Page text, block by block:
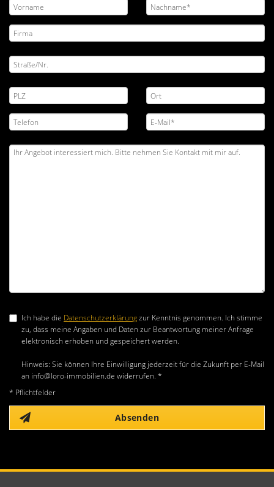
Ich habe die Datenschutzerklärungzur Kenntnis genommen. Ich stimme
zu, dass meine Angaben und Daten zur Beantwortung meiner Anfrage
elektronisch erhoben und gespeichert werden.
Hinweis: Sie können Ihre Einwilligung jederzeit für die Zukunft per E-Mail
an info@loro-immobilien.de widerrufen. *
* Pflichtfelder
Absenden